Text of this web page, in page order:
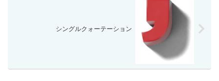
シングルクォーテーション